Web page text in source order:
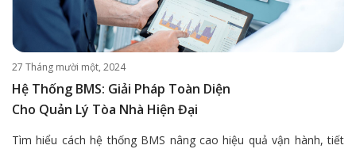
27 Tháng mười một, 2024
Hệ Thống BMS: Giải Pháp Toàn Diện
Cho Quản Lý Tòa Nhà Hiện Đại
Tìm hiểu cách hệ thống BMS nâng cao hiệu quả vận hành, tiết